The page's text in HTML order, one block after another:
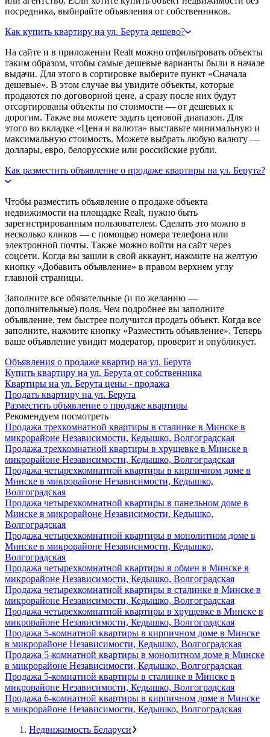
посредника, выбирайте объявления от собственников.
Как купить квартиру на ул. Берута дешево?
На сайте и в приложении Realt можно отфильтровать объекты
таким образом, чтобы самые дешевые варианты были в начале
выдачи. Для этого в сортировке выберите пункт «Сначала
дешевые». В этом случае вы увидите объекты, которые
продаются по договорной цене, а сразу после них будут
отсортированы объекты по стоимости — от дешевых к
дорогим. Также вы можете задать ценовой диапазон. Для
этого во вкладке «Цена и валюта» выставьте минимальную и
максимальную стоимость. Можете выбрать любую валюту —
доллары, евро, белорусские или российские рубли.
Как разместить объявление о продаже квартиры на ул. Берута?
Чтобы разместить объявление о продаже объекта
недвижимости на площадке Realt, нужно быть
зарегистрированным пользователем. Сделать это можно в
несколько кликов — с помощью номера телефона или
электронной почты. Также можно войти на сайт через
соцсети. Когда вы зашли в свой аккаунт, нажмите на желтую
кнопку «Добавить объявление» в правом верхнем углу
главной страницы.
Заполните все обязательные (и по желанию —
дополнительные) поля. Чем подробнее вы заполните
объявление, тем быстрее получится продать объект. Когда все
заполните, нажмите кнопку «Разместить объявление». Теперь
ваше объявление увидит модератор, проверит и опубликует.
Объявления о продаже квартир на ул. Берута
Купить квартиру на ул. Берута от собственника
Квартиры на ул. Берута цены - продажа
Продать квартиру на ул. Берута
Разместить объявление о продаже квартиры
Рекомендуем посмотреть
Продажа трехкомнатной квартиры в сталинке в Минске в
микрорайоне Независимости, Кедышко, Волгоградская
Продажа трехкомнатной квартиры в хрущевке в Минске в
микрорайоне Независимости, Кедышко, Волгоградская
Продажа четырехкомнатной квартиры в кирпичном доме в
Минске в микрорайоне Независимости, Кедышко,
Волгоградская
Продажа четырехкомнатной квартиры в панельном доме в
Минске в микрорайоне Независимости, Кедышко,
Волгоградская
Продажа четырехкомнатной квартиры в монолитном доме в
Минске в микрорайоне Независимости, Кедышко,
Волгоградская
Продажа четырехкомнатной квартиры в обмен в Минске в
микрорайоне Независимости, Кедышко, Волгоградская
Продажа четырехкомнатной квартиры в сталинке в Минске в
микрорайоне Независимости, Кедышко, Волгоградская
Продажа четырехкомнатной квартиры в хрущевке в Минске в
микрорайоне Независимости, Кедышко, Волгоградская
Продажа 5-комнатной квартиры в кирпичном доме в Минске
в микрорайоне Независимости, Кедышко, Волгоградская
Продажа 5-комнатной квартиры в монолитном доме в Минске
в микрорайоне Независимости, Кедышко, Волгоградская
Продажа 5-комнатной квартиры в сталинке в Минске в
микрорайоне Независимости, Кедышко, Волгоградская
Продажа 6-комнатной квартиры в кирпичном доме в Минске
в микрорайоне Независимости, Кедышко, Волгоградская
Недвижимость Беларуси